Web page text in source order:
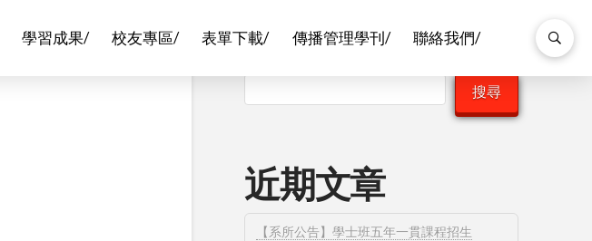
學習成果/ 校友專區/ 表單下載/ 傳播管理學刊/ 聯絡我們/
搜尋
搜尋
近期文章
【系所公告】學士班五年一貫課程招生